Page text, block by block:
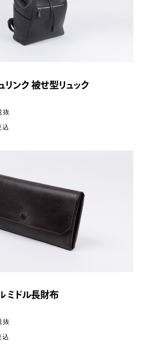
リンク 被せ型リュック
抜
ミドル長財布
抜